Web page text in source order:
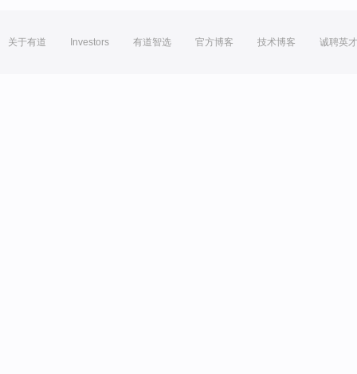
关于有道 Investors 有道智选 官方博客 技术博客 诚聘英才